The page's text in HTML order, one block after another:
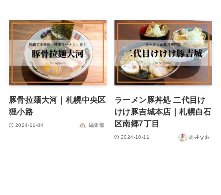
豚骨拉麺大河｜札幌中央区
狸小路
2024-11-04 編集部
ラーメン豚丼処 二代目け
けけ豚吉城本店｜札幌白石
区南郷7丁目
2024-10-11 高井なお